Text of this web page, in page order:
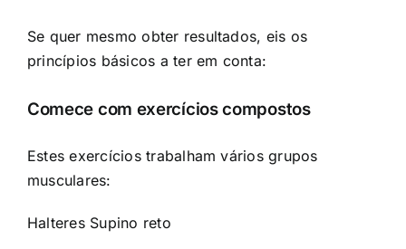
Se quer mesmo obter resultados, eis os
princípios básicos a ter em conta:
Comece com exercícios compostos
Estes exercícios trabalham vários grupos
musculares:
HalteresSupino reto